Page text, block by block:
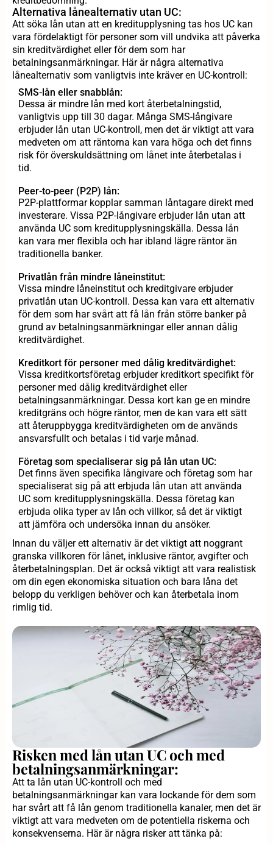
Alternativa lånealternativ utan UC:
Att söka lån utan att en kreditupplysning tas hos UC kan
vara fördelaktigt för personer som vill undvika att påverka
sin kreditvärdighet eller för dem som har
betalningsanmärkningar. Här är några alternativa
lånealternativ som vanligtvis inte kräver en UC-kontroll:
SMS-lån eller snabblån:
Dessa är mindre lån med kort återbetalningstid,
vanligtvis upp till 30 dagar. Många SMS-långivare
erbjuder lån utan UC-kontroll, men det är viktigt att vara
medveten om att räntorna kan vara höga och det finns
risk för överskuldsättning om lånet inte återbetalas i
tid.
Peer-to-peer (P2P) lån:
P2P-plattformar kopplar samman låntagare direkt med
investerare. Vissa P2P-långivare erbjuder lån utan att
använda UC som kreditupplysningskälla. Dessa lån
kan vara mer flexibla och har ibland lägre räntor än
traditionella banker.
Privatlån från mindre låneinstitut:
Vissa mindre låneinstitut och kreditgivare erbjuder
privatlån utan UC-kontroll. Dessa kan vara ett alternativ
för dem som har svårt att få lån från större banker på
grund av betalningsanmärkningar eller annan dålig
kreditvärdighet.
Kreditkort för personer med dålig kreditvärdighet:
Vissa kreditkortsföretag erbjuder kreditkort specifikt för
personer med dålig kreditvärdighet eller
betalningsanmärkningar. Dessa kort kan ge en mindre
kreditgräns och högre räntor, men de kan vara ett sätt
att återuppbygga kreditvärdigheten om de används
ansvarsfullt och betalas i tid varje månad.
Företag som specialiserar sig på lån utan UC:
Det finns även specifika långivare och företag som har
specialiserat sig på att erbjuda lån utan att använda
UC som kreditupplysningskälla. Dessa företag kan
erbjuda olika typer av lån och villkor, så det är viktigt
att jämföra och undersöka innan du ansöker.
Innan du väljer ett alternativ är det viktigt att noggrant
granska villkoren för lånet, inklusive räntor, avgifter och
återbetalningsplan. Det är också viktigt att vara realistisk
om din egen ekonomiska situation och bara låna det
belopp du verkligen behöver och kan återbetala inom
rimlig tid.
Risken med lån utan UC och med
betalningsanmärkningar:
Att ta lån utan UC-kontroll och med
betalningsanmärkningar kan vara lockande för dem som
har svårt att få lån genom traditionella kanaler, men det är
viktigt att vara medveten om de potentiella riskerna och
konsekvenserna. Här är några risker att tänka på: